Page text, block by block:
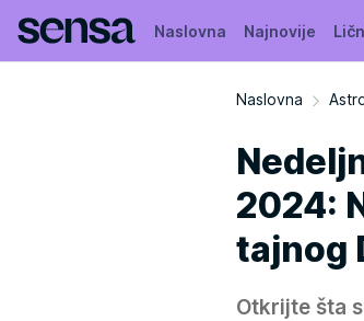
Naslovna Najnovije
Naslovna
2024:
tajnog
Otkrijte šta